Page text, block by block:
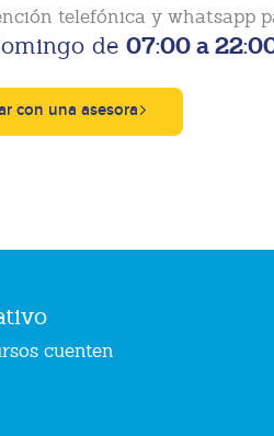
telefónica y whatsapp
de 07:00 a
con una asesora
cuenten